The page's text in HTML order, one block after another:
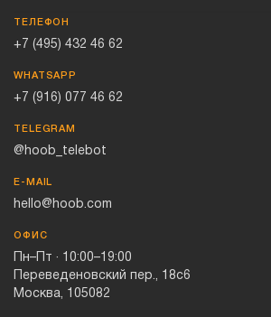
ТЕЛЕФОН
+7 (495) 432 46 62
WHATSAPP
+7 (916) 077 46 62
TELEGRAM
@hoob_telebot
E-MAIL
hello@hoob.com
ОФИС
Пн–Пт · 10:00–19:00
Переведеновский пер., 18с6
Москва, 105082